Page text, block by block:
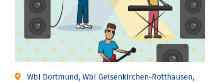
WbI Dortmund, WbI Gelsenkirchen-Rotthausen,